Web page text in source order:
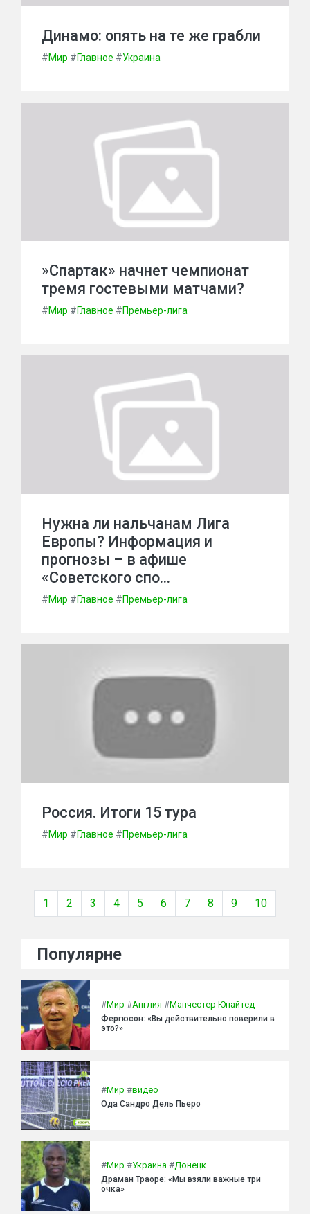
Динамо: опять на те же грабли
#Мир #Главное #Украина
»Спартак» начнет чемпионат
тремя гостевыми матчами?
#Мир #Главное #Премьер-лига
Нужна ли нальчанам Лига
Европы? Информация и
прогнозы – в афише
«Советского спо…
#Мир #Главное #Премьер-лига
Россия. Итоги 15 тура
#Мир #Главное #Премьер-лига
1 2 3 4 5 6 7 8 9 10
Популярне
#Мир #Англия #Манчестер Юнайтед
Фергюсон: «Вы действительно поверили в
это?»
#Мир #видео
Ода Сандро Дель Пьеро
#Мир #Украина #Донецк
Драман Траоре: «Мы взяли важные три
очка»